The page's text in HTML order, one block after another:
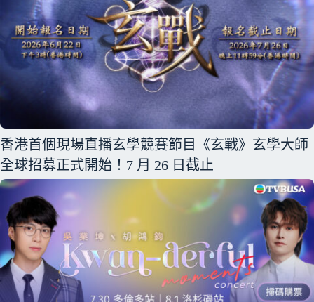
香港首個現場直播玄學競賽節目《玄戰》玄學大師
全球招募正式開始！7 月 26 日截止